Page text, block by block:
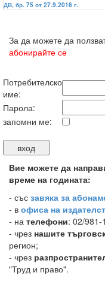
ДВ, бр. 75 от 27.9.2016 г.
За да можете да
абонирайте се
Потребителско
име:
Парола:
запомни ме:
Вие можете да
време на годината:
- със завяка за
- в офиса на
- на телефони: 02/
- чрез нашите
регион;
- чрез
"Труд и право".